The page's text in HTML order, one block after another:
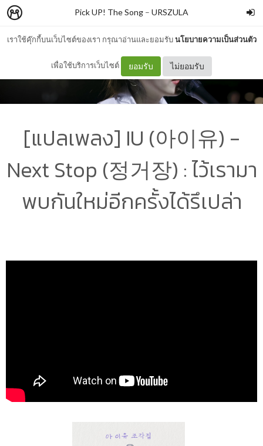
เราใช้คุ๊กกี้บนเว็บไซต์ของเรา กรุณาอ่านและยอมรับนโยบายความเป็นส่วนตัว
เพื่อใช้บริการเว็บไซต์ ยอมรับ ไม่ยอมรับ
Pick UP! The Song – URSZULA
[แปลเพลง] IU (아이유) -
Next Stop (정거장) : ไว้เรามา
พบกันใหม่อีกครั้งได้รึเปล่า